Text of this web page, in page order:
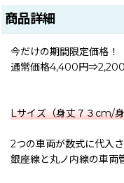
商品詳細
今だけの期間限定価格！
通常価格4,400円⇒2,200
Lサイズ（身丈７３cm/
2つの車両が数式に代入
銀座線と丸ノ内線の車両